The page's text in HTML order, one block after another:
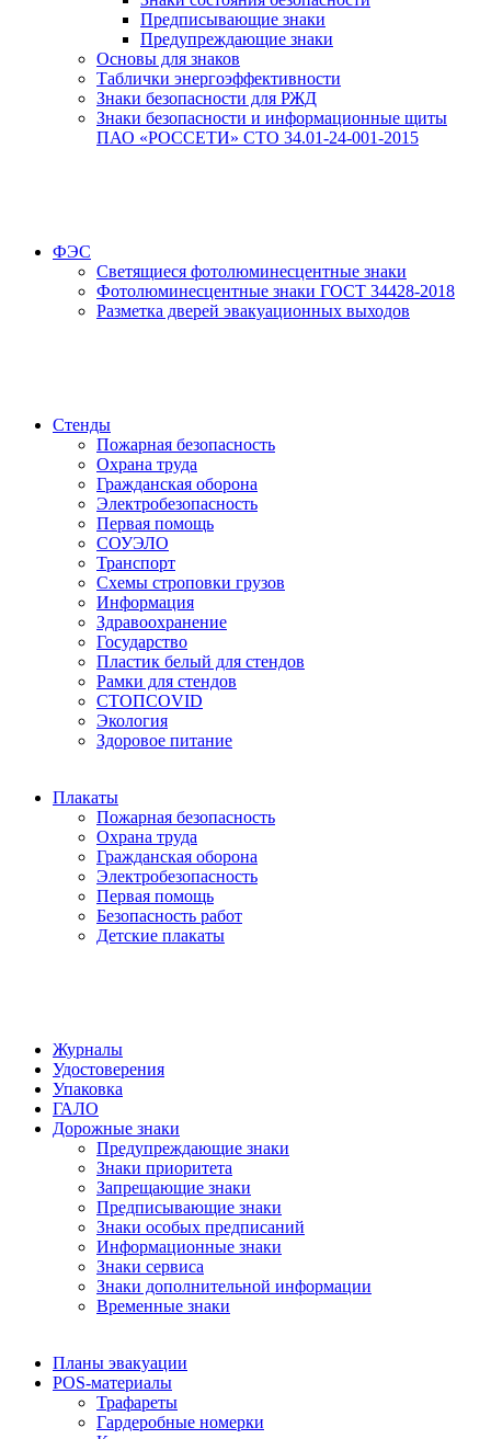
Предписывающие знаки
Предупреждающие знаки
Основы для знаков
Таблички энергоэффективности
Знаки безопасности для РЖД
Знаки безопасности и информационные щиты
ПАО «РОССЕТИ» СТО 34.01-24-001-2015
ФЭС
Светящиеся фотолюминесцентные знаки
Фотолюминесцентные знаки ГОСТ 34428-2018
Разметка дверей эвакуационных выходов
Стенды
Пожарная безопасность
Охрана труда
Гражданская оборона
Электробезопасность
Первая помощь
СОУЭЛО
Транспорт
Схемы строповки грузов
Информация
Здравоохранение
Государство
Пластик белый для стендов
Рамки для стендов
СТОПCOVID
Экология
Здоровое питание
Плакаты
Пожарная безопасность
Охрана труда
Гражданская оборона
Электробезопасность
Первая помощь
Безопасность работ
Детские плакаты
Журналы
Удостоверения
Упаковка
ГАЛО
Дорожные знаки
Предупреждающие знаки
Знаки приоритета
Запрещающие знаки
Предписывающие знаки
Знаки особых предписаний
Информационные знаки
Знаки сервиса
Знаки дополнительной информации
Временные знаки
Планы эвакуации
POS-материалы
Трафареты
Гардеробные номерки